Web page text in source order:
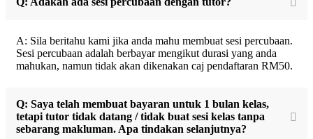
A: Sila beritahu kami jika anda mahu membuat sesi percubaan.
Sesi percubaan adalah berbayar mengikut durasi yang anda
mahukan, namun tidak akan dikenakan caj pendaftaran RM50.
Q: Saya telah membuat bayaran untuk 1 bulan kelas,
tetapi tutor tidak datang / tidak buat sesi kelas tanpa
sebarang makluman. Apa tindakan selanjutnya?